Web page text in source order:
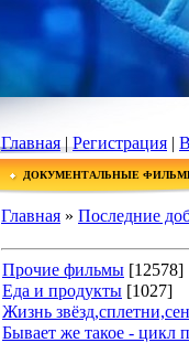
Главная|Регистрация |
ДОКУМЕНТАЛЬНЫЕ
Главная » Последние
Прочие фильмы [12578]
Еда и продукты [1027]
Жизнь
Бывает же такое - цикл